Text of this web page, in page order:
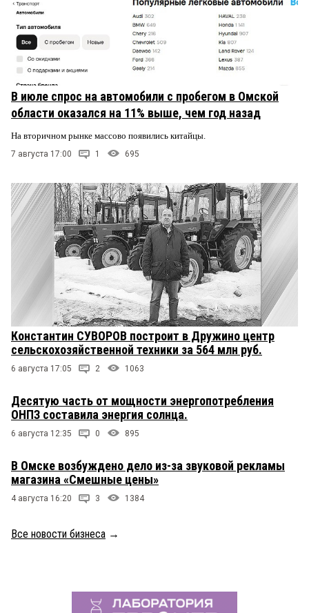
В июле спрос на автомобили с пробегом в Омской
области оказался на 11% выше, чем год назад
На вторичном рынке массово появились китайцы.
7 августа 17:00 1 695
Константин СУВОРОВ построит в Дружино центр
сельскохозяйственной техники за 564 млн руб.
6 августа 17:05 2 1063
Десятую часть от мощности энергопотребления
ОНПЗ составила энергия солнца.
6 августа 12:35 0 895
В Омске возбуждено дело из-за звуковой рекламы
магазина «Смешные цены»
4 августа 16:20 3 1384
Все новости бизнеса →